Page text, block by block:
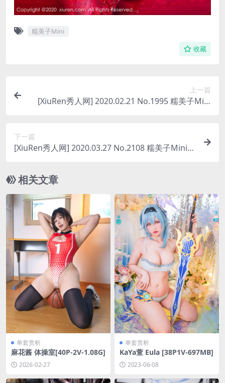
糯美子Mini
收藏
上一篇
[XiuRen秀人网] 2020.02.21 No.1995 糯美子Mini
下一篇
[XiuRen秀人网] 2020.03.27 No.2108 糯美子Mini
相关文章
单套赏析
麻花酱 体操室[40P-2V-1.08G]
2026-02-27
单套赏析
KaYa萱 Eula [38P1V-697MB]
2023-06-08